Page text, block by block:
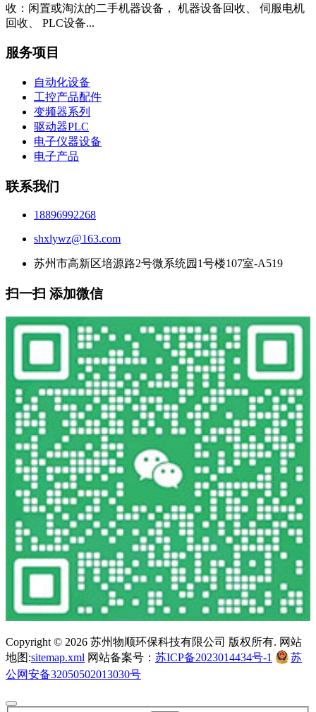
收：闲置或淘汰的二手机器设备， 机器设备回收、 伺服电机
回收、 PLC设备...
服务项目
自动化设备
工控产品配件
变频器系列
驱动器PLC
电子仪器设备
电子产品
联系我们
18896992268
shxlywz@163.com
苏州市高新区培源路2号微系统园1号楼107室-A519
扫一扫 添加微信
Copyright © 2026 苏州物顺环保科技有限公司 版权所有. 网站
地图:sitemap.xml 网站备案号： 苏ICP备2023014434号-1
苏
公网安备32050502013030号